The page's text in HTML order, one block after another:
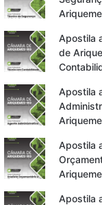
Apostila
de
Apostila
Apostila
Apostila